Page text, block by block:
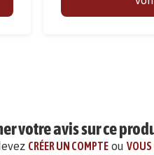
votre avis sur ce
CRÉER UN COMPTEou VOUS